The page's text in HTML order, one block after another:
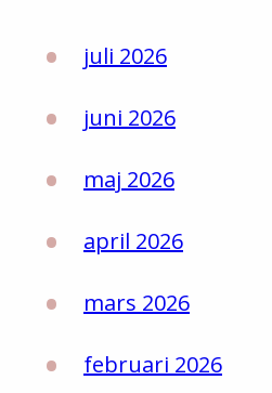
juli 2026
juni 2026
maj 2026
april 2026
mars 2026
februari 2026